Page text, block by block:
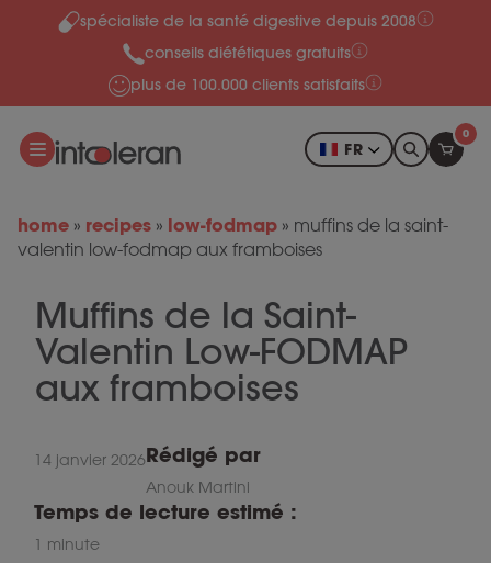
Skip to content
spécialiste de la santé digestive depuis 2008
conseils diététiques gratuits
plus de 100.000 clients satisfaits
FR
0
home » recipes » low-fodmap » muffins de la saint-
valentin low-fodmap aux framboises
Muffins de la Saint-
Valentin Low-FODMAP
aux framboises
14 janvier 2026Rédigé par
Anouk Martini
Temps de lecture estimé :
1 minute